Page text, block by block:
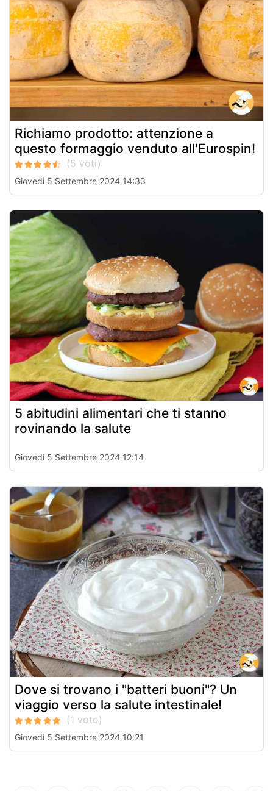
Richiamo prodotto: attenzione a
questo formaggio venduto all'Eurospin!
Giovedì 5 Settembre 2024 14:33
5 abitudini alimentari che ti stanno
rovinando la salute
Giovedì 5 Settembre 2024 12:14
Dove si trovano i "batteri buoni"? Un
viaggio verso la salute intestinale!
Giovedì 5 Settembre 2024 10:21